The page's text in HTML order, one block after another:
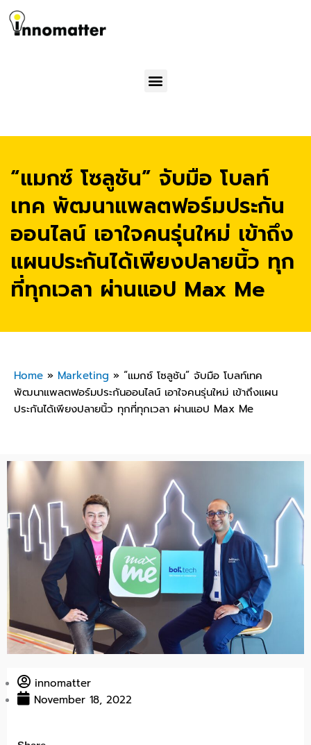
Menu
“แมกซ์ โซลูชัน” จับมือ โบลท์
เทค พัฒนาแพลตฟอร์มประกัน
ออนไลน์ เอาใจคนรุ่นใหม่ เข้าถึง
แผนประกันได้เพียงปลายนิ้ว ทุก
ที่ทุกเวลา ผ่านแอป Max Me
Home » Marketing » “แมกซ์ โซลูชัน” จับมือ โบลท์เทค
พัฒนาแพลตฟอร์มประกันออนไลน์ เอาใจคนรุ่นใหม่ เข้าถึงแผน
ประกันได้เพียงปลายนิ้ว ทุกที่ทุกเวลา ผ่านแอป Max Me
innomatter
November 18, 2022